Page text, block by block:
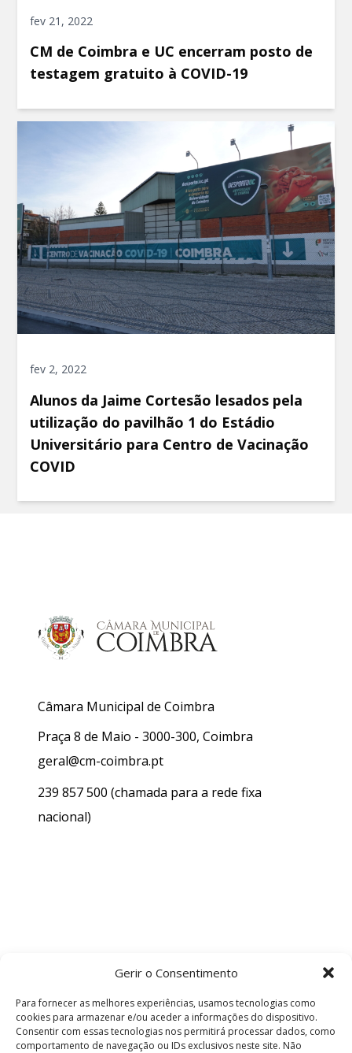
Gerir o Consentimento
Para fornecer as melhores experiências, usamos tecnologias como
cookies para armazenar e/ou aceder a informações do dispositivo.
Consentir com essas tecnologias nos permitirá processar dados, como
comportamento de navegação ou IDs exclusivos neste site. Não
fev 21, 2022
CM de Coimbra e UC encerram posto de
testagem gratuito à COVID-19
fev 2, 2022
Alunos da Jaime Cortesão lesados pela
utilização do pavilhão 1 do Estádio
Universitário para Centro de Vacinação
COVID
Câmara Municipal de Coimbra
Praça 8 de Maio - 3000-300, Coimbra
geral@cm-coimbra.pt
239 857 500 (chamada para a rede fixa
nacional)